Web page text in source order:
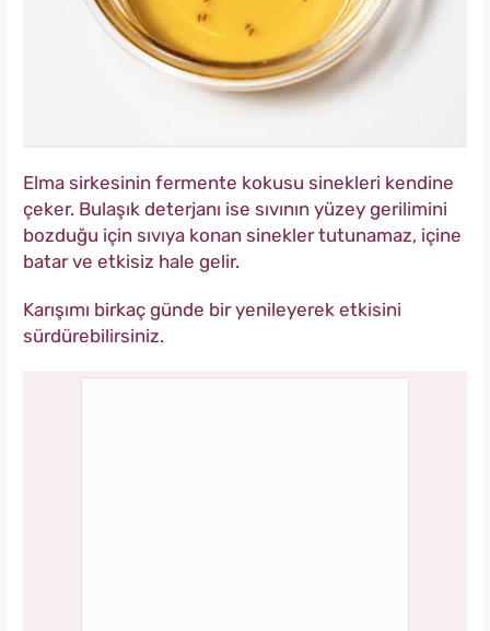
Elma sirkesinin fermente kokusu sinekleri kendine
çeker. Bulaşık deterjanı ise sıvının yüzey gerilimini
bozduğu için sıvıya konan sinekler tutunamaz, içine
batar ve etkisiz hale gelir.
Karışımı birkaç günde bir yenileyerek etkisini
sürdürebilirsiniz.